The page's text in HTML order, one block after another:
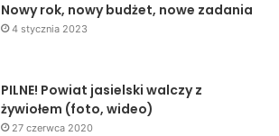
Nowy rok, nowy budżet, nowe zadania
4 stycznia 2023
PILNE! Powiat jasielski walczy z
żywiołem (foto, wideo)
27 czerwca 2020